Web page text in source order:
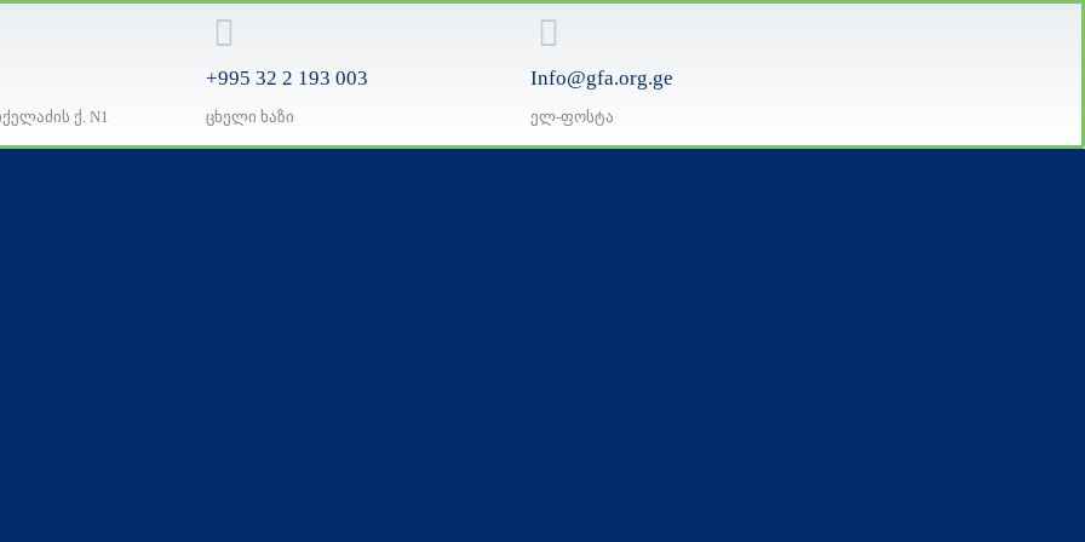
ქ. N1
+995 32 2 193 003
ცხელი ხაზი
Info@gfa.org.ge
ელ-ფოსტა